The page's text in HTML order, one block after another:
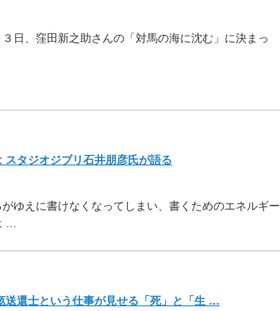
日、 窪田新之助さんの「対馬の海に沈む」に決まっ
タジオジブリ石井朋彦氏が語る
ゆえに書けなくなってしまい、 書くためのエネルギー
…
送還士という仕事が見せる「死」と「生 …